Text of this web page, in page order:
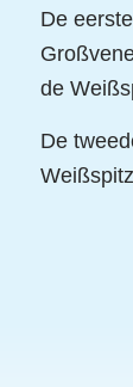
De
de
De